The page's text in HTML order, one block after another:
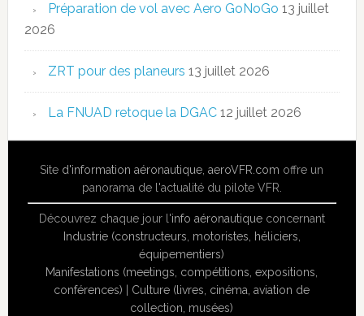
Préparation de vol avec Aero GoNoGo 13 juillet
2026
ZRT pour des planeurs 13 juillet 2026
La FNUAD retoque la DGAC 12 juillet 2026
Site d'information aéronautique,aeroVFR.com offre un
panorama de l'actualité du pilote VFR.
Découvrez chaque jour l'info aéronautiqueconcernant
Industrie (constructeurs, motoristes, héliciers,
équipementiers)
Manifestations (meetings, compétitions, expositions,
conférences)
Culture (livres, cinéma, aviation de
collection, musées)